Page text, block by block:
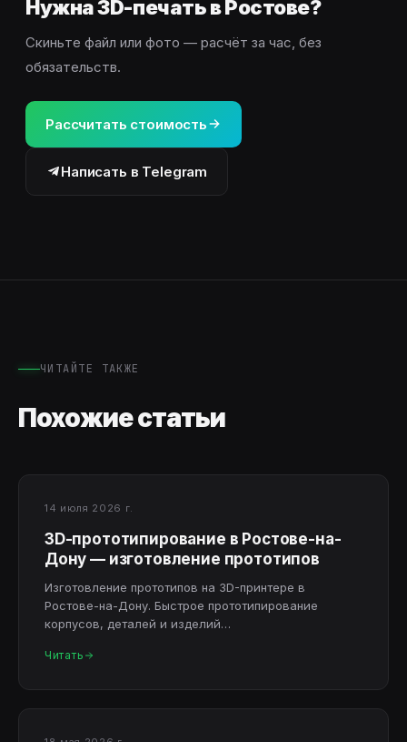
Нужна 3D-печать в Ростове?
Скиньте файл или фото — расчёт за час, без
обязательств.
Рассчитать стоимость
Написать в Telegram
ЧИТАЙТЕ ТАКЖЕ
Похожие статьи
14 июля 2026 г.
3D-прототипирование в Ростове-на-
Дону — изготовление прототипов
Изготовление прототипов на 3D-принтере в
Ростове-на-Дону. Быстрое прототипирование
корпусов, деталей и изделий…
Читать